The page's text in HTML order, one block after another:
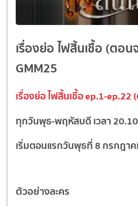
เรื่องย่อ ไฟสิ้นเชื้อ (ตอ
GMM25
เรื่องย่อ ไฟสิ้นเชื้อ ep.1-ep.22
ทุกวันพุธ-พฤหัสบดี เวลา
เริ่มตอนแรกวันพุธที่ 8 กรกฎา
ตัวอย่างละคร